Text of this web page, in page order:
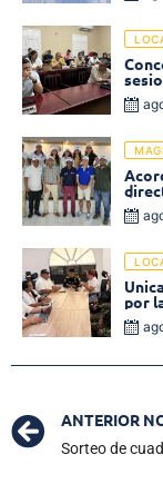
tema
por
Verde
ANTERIOR